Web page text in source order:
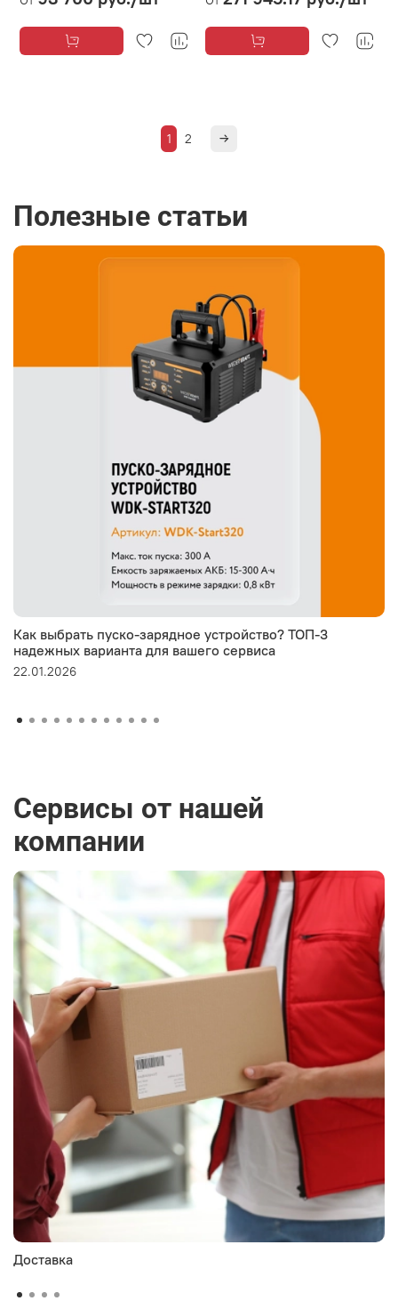
1 2
Полезные статьи
Как выбрать пуско-зарядное устройство? ТОП-3
надежных варианта для вашего сервиса
22.01.2026
Сервисы от нашей
компании
Доставка